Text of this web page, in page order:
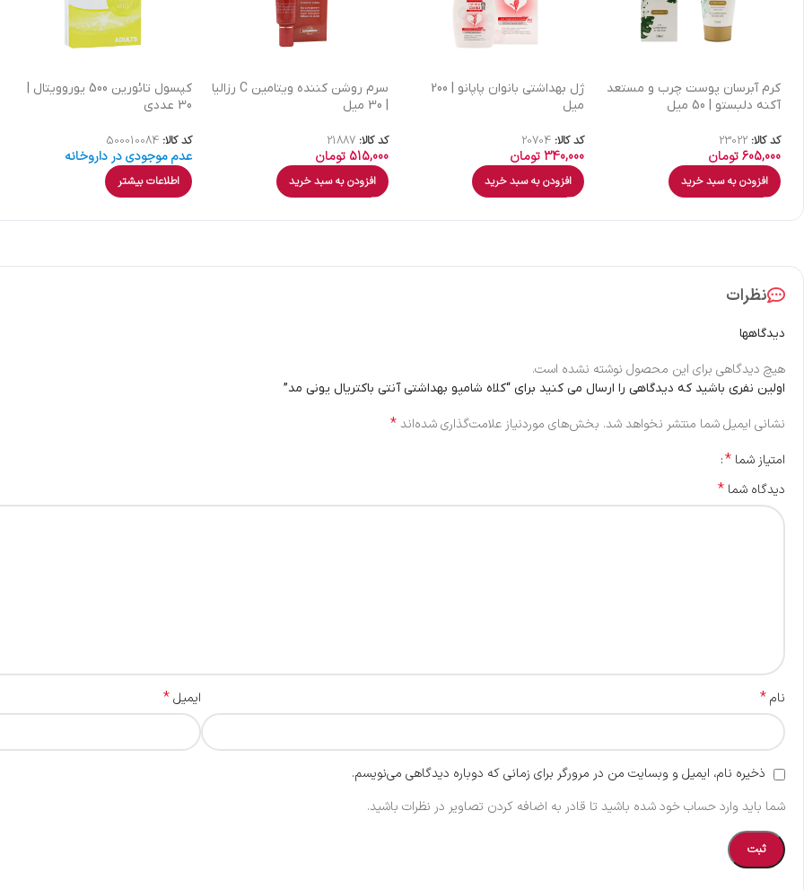
كرم آبرسان پوست چرب و مستعد
آکنه دلبستو | 50 میل
کد کالا: 23022
605,000تومان
افزودن به سبد خرید
ژل بهداشتی بانوان پاپانو | 200
میل
کد کالا: 20704
340,000 تومان
افزودن به سبد خرید
سرم روشن کننده ویتامین C رزالیا
| 30 میل
کد کالا:21887
515,000 تومان
افزودن به سبد خرید
کپسول تائورین 500 یوروویتال |
30 عددی
کد کالا: 500010084
عدم موجودی در داروخانه
اطلاعات بیشتر
نظرات
دیدگاهها
هیچ دیدگاهی برای این محصول نوشته نشده است.
اولین نفری باشید که دیدگاهی را ارسال می کنید برای “کلاه شامپو بهداشتی آنتی باکتریال یونی مد”
نشانی ایمیل شما منتشر نخواهد شد. بخش‌های موردنیاز علامت‌گذاری شده‌اند*
امتیاز شما *
دیدگاه شما *
نام* ایمیل*
ذخیره نام، ایمیل و وبسایت من در مرورگر برای زمانی که دوباره دیدگاهی می‌نویسم.
شما باید وارد حساب خود شده باشید تا قادر به اضافه کردن تصاویر در نظرات باشید.